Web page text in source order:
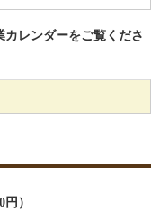
レンダーをご覧くださ
）